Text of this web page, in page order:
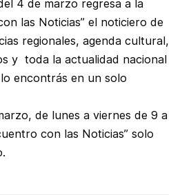
4 de marzo regresa a la
las Noticias” el noticiero de
regionales, agenda cultural,
y toda la actualidad nacional
encontrás en un solo
de lunes a viernes de 9 a
con las Noticias” solo